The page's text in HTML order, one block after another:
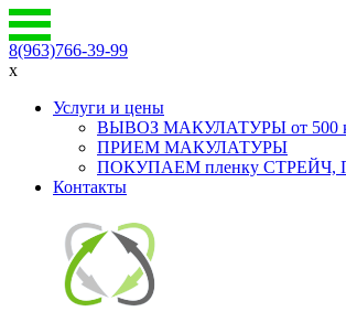
8(963)766-39-99
x
Услуги и цены
ВЫВОЗ МАКУЛАТУРЫ от 500
ПРИЕМ МАКУЛАТУРЫ
ПОКУПАЕМ пленку СТРЕЙЧ,
Контакты